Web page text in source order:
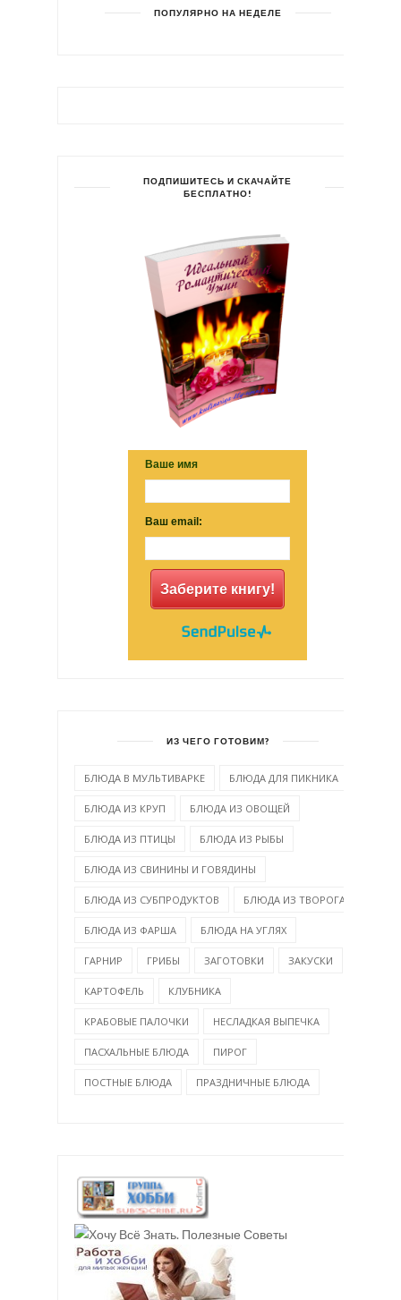
ПОПУЛЯРНО НА НЕДЕЛЕ
ПОДПИШИТЕСЬ И СКАЧАЙТЕ
БЕСПЛАТНО!
Ваше имя
Ваш email:
Заберите книгу!
ИЗ ЧЕГО ГОТОВИМ?
БЛЮДА В МУЛЬТИВАРКЕ БЛЮДА ДЛЯ ПИКНИКА
БЛЮДА ИЗ КРУП БЛЮДА ИЗ ОВОЩЕЙ
БЛЮДА ИЗ ПТИЦЫ БЛЮДА ИЗ РЫБЫ
БЛЮДА ИЗ СВИНИНЫ И ГОВЯДИНЫ
БЛЮДА ИЗ СУБПРОДУКТОВ БЛЮДА ИЗ ТВОРОГА
БЛЮДА ИЗ ФАРША БЛЮДА НА УГЛЯХ
ГАРНИР ГРИБЫ ЗАГОТОВКИ ЗАКУСКИ
КАРТОФЕЛЬ КЛУБНИКА
КРАБОВЫЕ ПАЛОЧКИ НЕСЛАДКАЯ ВЫПЕЧКА
ПАСХАЛЬНЫЕ БЛЮДА ПИРОГ
ПОСТНЫЕ БЛЮДА ПРАЗДНИЧНЫЕ БЛЮДА